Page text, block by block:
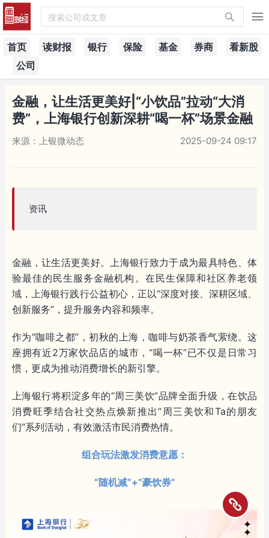
搜索公司或文章
首页 读财报 银行 保险 基金 券商
看新股
公司
金融，让生活更美好|“小饮品”拉动“大消
费”，上海银行创新深耕“喝一杯”场景金融
来源：上银微动态 2025-09-24 09:17
资讯
金融，让生活更美好。上海银行致力于成为最具特色、体
验最佳的民生服务金融机构。在民生保障和社区养老领
域，上海银行践行公益初心，正以“深度对接、深耕区域、
创新服务”，提升服务内容和频率。
作为“咖啡之都”，初秋的上海，咖啡与奶茶香气萦绕。这
座拥有近2万家饮品店的城市，“喝一杯”已不仅是日常习
惯，更成为推动消费增长的新引擎。
上海银行将积淀多年的“周三美饮”品牌全面升级，在饮品
消费旺季结合社交热点焕新推出“周三美饮和Ta的朋友
们”系列活动，有效激活市民消费热情。
组合玩法激发消费意愿：
“随机减”+“豪饮券”